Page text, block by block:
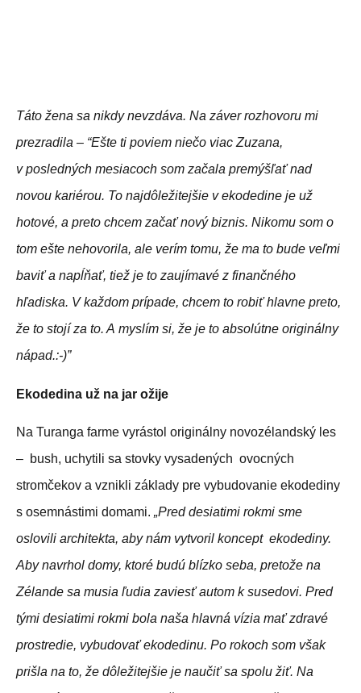
Táto žena sa nikdy nevzdáva. Na záver rozhovoru mi
prezradila – “Ešte ti poviem niečo viac Zuzana,
v posledných mesiacoch som začala premýšľať nad
novou kariérou. To najdôležitejšie v ekodedine je už
hotové, a preto chcem začať nový biznis. Nikomu som o
tom ešte nehovorila, ale verím tomu, že ma to bude veľmi
baviť a napĺňať, tiež je to zaujímavé z finančného
hľadiska. V každom prípade, chcem to robiť hlavne preto,
že to stojí za to. A myslím si, že je to absolútne originálny
nápad.:-)”
Ekodedina už na jar ožije
Na Turanga farme vyrástol originálny novozélandský les
– bush, uchytili sa stovky vysadených ovocných
stromčekov a vznikli základy pre vybudovanie ekodediny
s osemnástimi domami. „Pred desiatimi rokmi sme
oslovili architekta, aby nám vytvoril koncept ekodediny.
Aby navrhol domy, ktoré budú blízko seba, pretože na
Zélande sa musia ľudia zaviesť autom k susedovi. Pred
tými desiatimi rokmi bola naša hlavná vízia mať zdravé
prostredie, vybudovať ekodedinu. Po rokoch som však
prišla na to, že dôležitejšie je naučiť sa spolu žiť. Na